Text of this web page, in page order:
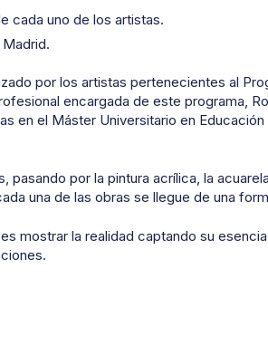
cada uno de los artistas.
por los artistas pertenecientes al
encargada de este programa,
en el Máster Universitario en
pasando por la pintura acrílica, la
una de las obras se llegue de una
mostrar la realidad captando su